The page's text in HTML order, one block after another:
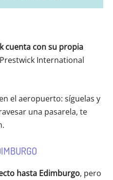
cuenta con su propia
International
en el aeropuerto: síguelas y
una pasarela, te
hasta Edimburgo, pero